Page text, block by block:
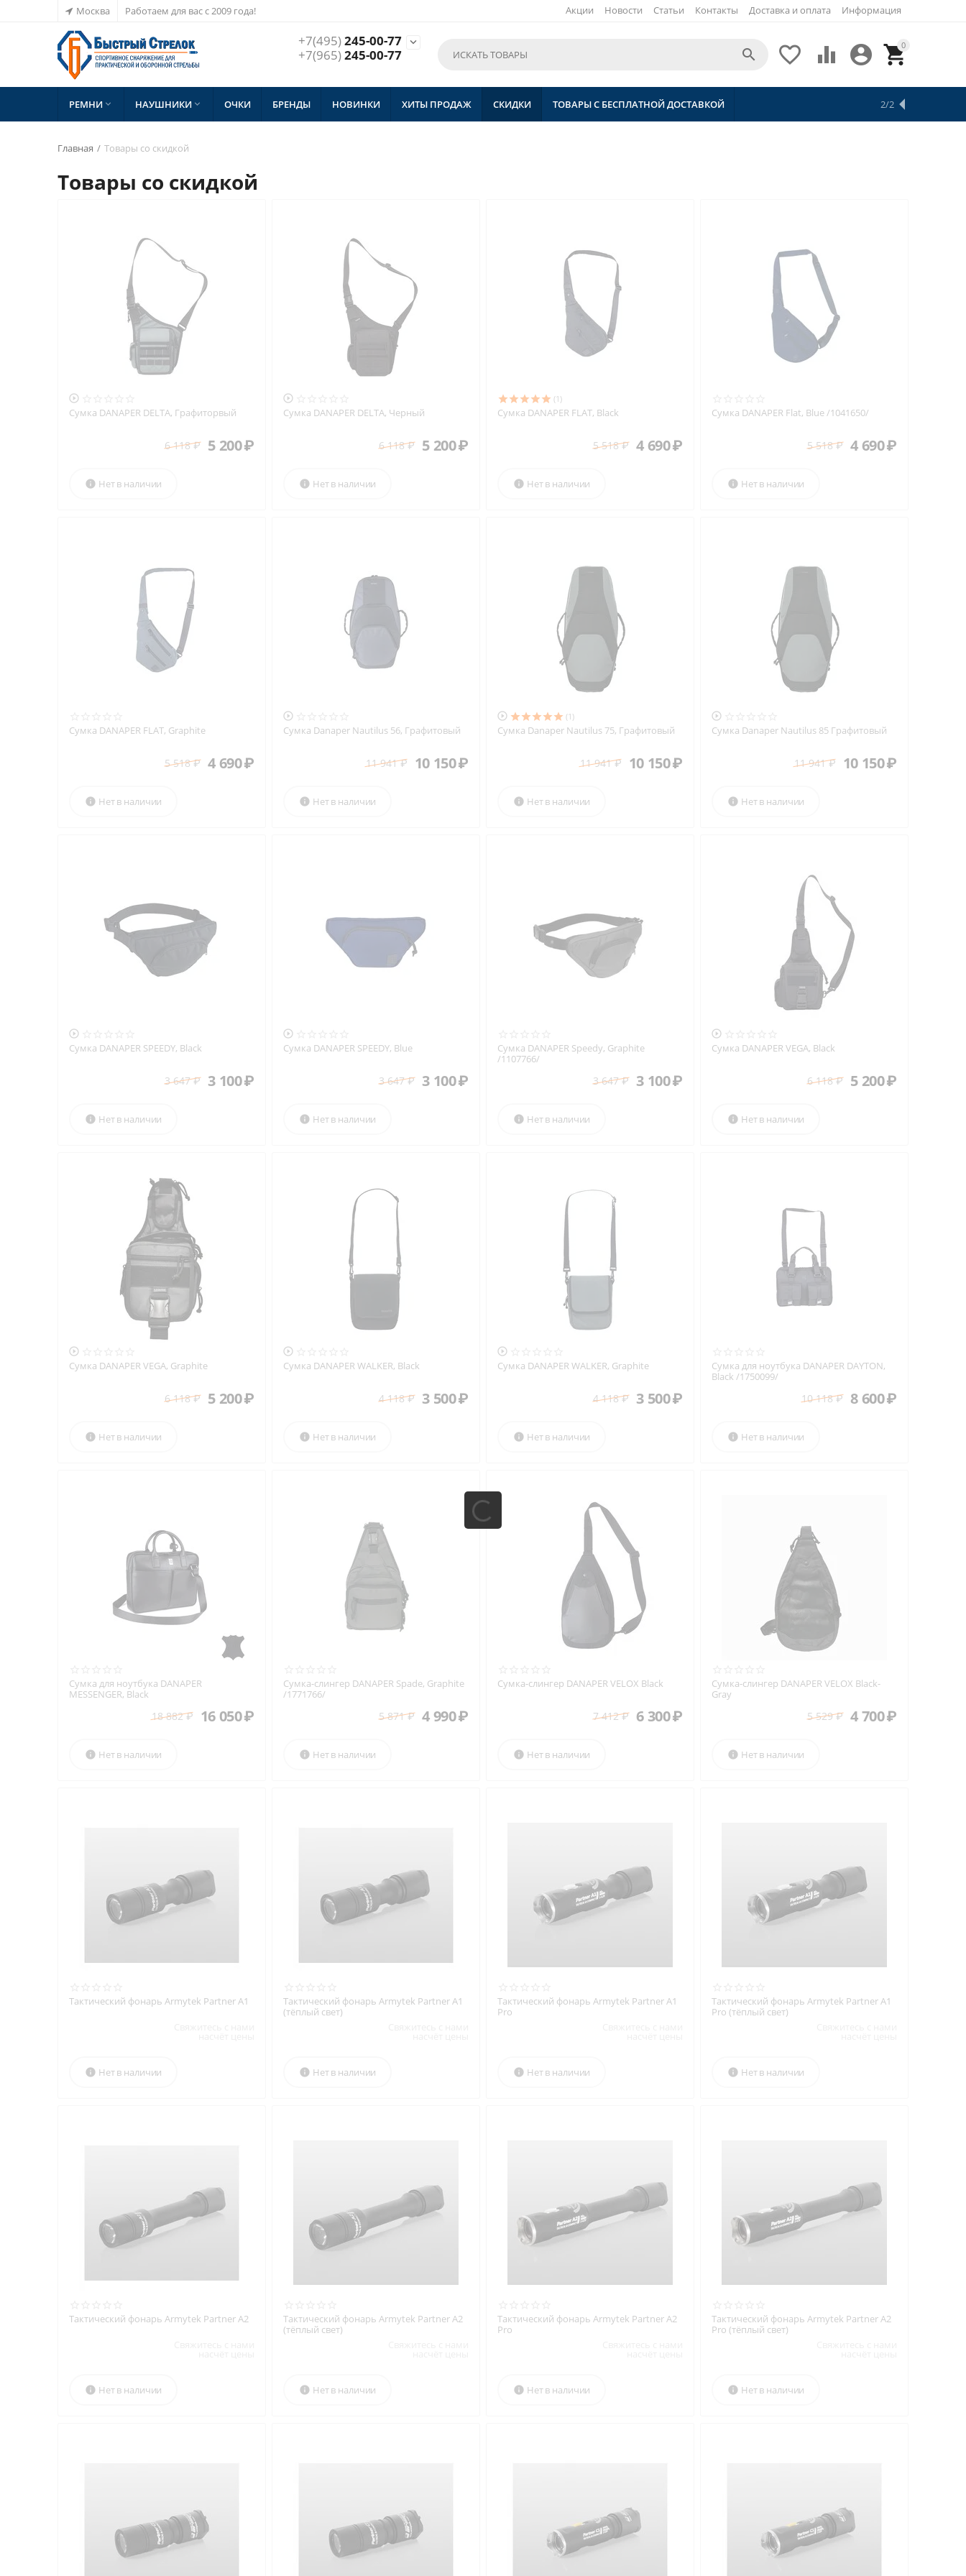
Москва Работаем для вас с 2009 года! Акции Новости Статьи Контакты Доставка и оплата Информация
+7(495)245-00-77
+7(965)245-00-77
 0


 

ВСЕ ТОВАРЫ
КОБУРЫ
ПОДСУМКИ И ПАТРОНТАШИ
РЕМНИ  НАУШНИКИ  ОЧКИ БРЕНДЫ НОВИНКИ ХИТЫ ПРОДАЖ СКИДКИ ТОВАРЫ С БЕСПЛАТНОЙ ДОСТАВКОЙ 2/2
Главная / Товары со скидкой
Товары со скидкой

Сумка DANAPER DELTA, Графиторвый
6 118 ₽ 5 200₽
Нет в наличии


Сумка DANAPER DELTA, Черный
6 118 ₽ 5 200₽
Нет в наличии

(1)
Сумка DANAPER FLAT, Black
5 518 ₽ 4 690₽
Нет в наличии

Сумка DANAPER Flat, Blue /1041650/
5 518 ₽ 4 690₽
Нет в наличии

Сумка DANAPER FLAT, Graphite
5 518 ₽ 4 690₽
Нет в наличии


Сумка Danaper Nautilus 56, Графитовый
11 941 ₽ 10 150₽
Нет в наличии

 (1)
Сумка Danaper Nautilus 75, Графитовый
11 941 ₽ 10 150₽
Нет в наличии


Сумка Danaper Nautilus 85 Графитовый
11 941 ₽ 10 150₽
Нет в наличии


Сумка DANAPER SPEEDY, Black
3 647 ₽ 3 100₽
Нет в наличии


Сумка DANAPER SPEEDY, Blue
3 647 ₽ 3 100₽
Нет в наличии

Сумка DANAPER Speedy, Graphite
/1107766/
3 647 ₽ 3 100₽
Нет в наличии


Сумка DANAPER VEGA, Black
6 118 ₽ 5 200₽
Нет в наличии


Сумка DANAPER VEGA, Graphite
6 118 ₽ 5 200₽
Нет в наличии


Сумка DANAPER WALKER, Black
4 118 ₽ 3 500₽
Нет в наличии


Сумка DANAPER WALKER, Graphite
4 118 ₽ 3 500₽
Нет в наличии

Сумка для ноутбука DANAPER DAYTON,
Black /1750099/
10 118 ₽ 8 600₽
Нет в наличии

Сумка для ноутбука DANAPER
MESSENGER, Black
18 882 ₽ 16 050₽
Нет в наличии

Сумка-слингер DANAPER Spade, Graphite
/1771766/
5 871 ₽ 4 990₽
Нет в наличии

Сумка-слингер DANAPER VELOX Black
7 412 ₽ 6 300₽
Нет в наличии

Сумка-слингер DANAPER VELOX Black-
Gray
5 529 ₽ 4 700₽
Нет в наличии

Тактический фонарь Armytek Partner A1
Нет в наличии

Тактический фонарь Armytek Partner A1
(тёплый свет)
Нет в наличии

Тактический фонарь Armytek Partner A1
Pro
Нет в наличии

Тактический фонарь Armytek Partner A1
Pro (тёплый свет)
Нет в наличии

Тактический фонарь Armytek Partner A2
Нет в наличии

Тактический фонарь Armytek Partner A2
(тёплый свет)
Нет в наличии

Тактический фонарь Armytek Partner A2
Pro
Нет в наличии

Тактический фонарь Armytek Partner A2
Pro (тёплый свет)
Нет в наличии
